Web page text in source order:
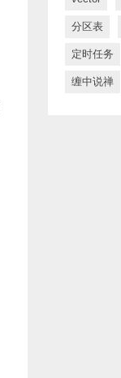
分区表
定时任务
缠中说禅